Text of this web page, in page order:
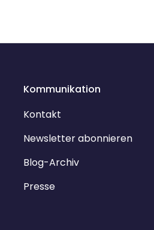
Kommunikation
Kontakt
Newsletter abonnieren
Blog-Archiv
Presse